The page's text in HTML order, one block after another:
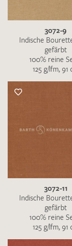
3072-9
Indische
gefärbt
100% reine
125 g/lfm, 91
3072-11
Indische
gefärbt
100% reine
125 g/lfm, 91